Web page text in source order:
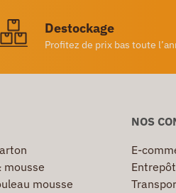
Destockage
Profitez de prix bas toute
mousse
mousse
NOS
E-